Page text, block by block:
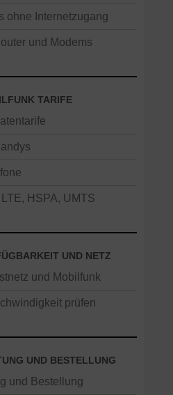
ohne Internetzugang
und Modems
TARIFE
HSPA, UMTS
UND NETZ
und Mobilfunk
prüfen
UND BESTELLUNG
und Bestellung